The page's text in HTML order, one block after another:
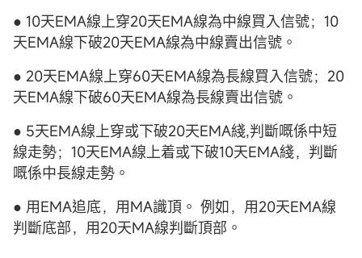
● 10天EMA線上穿20天EMA線為中線買入信號；10
天EMA線下破20天EMA線為中線賣出信號。
● 20天EMA線上穿60天EMA線為長線買入信號；20
天EMA線下破60天EMA線為長線賣出信號。
● 5天EMA線上穿或下破20天EMA綫,判斷嘅係中短
線走勢；10天EMA線上着或下破10天EMA綫，判斷
嘅係中長線走勢。
● 用EMA追底，用MA識頂。 例如，用20天EMA線
判斷底部，用20天MA線判斷頂部。